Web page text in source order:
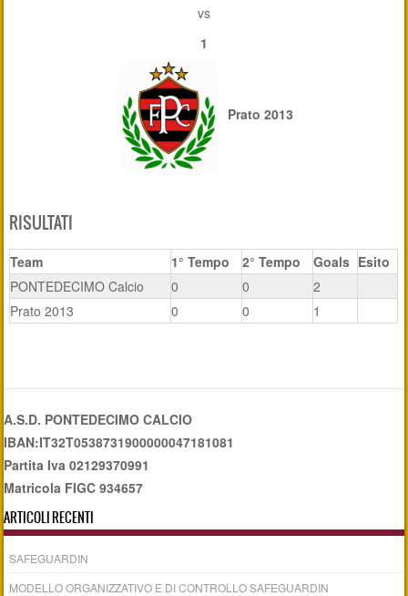
vs
1
Prato 2013
RISULTATI
Team 1° Tempo 2° Tempo Goals Esito
PONTEDECIMO Calcio
0 0
2
Prato 2013
0 0 1
A.S.D. PONTEDECIMO CALCIO
IBAN:IT32T0538731900000047181081
Partita Iva 02129370991
Matricola FIGC 934657
ARTICOLI RECENTI
SAFEGUARDIN
MODELLO ORGANIZZATIVO E DI CONTROLLO SAFEGUARDIN